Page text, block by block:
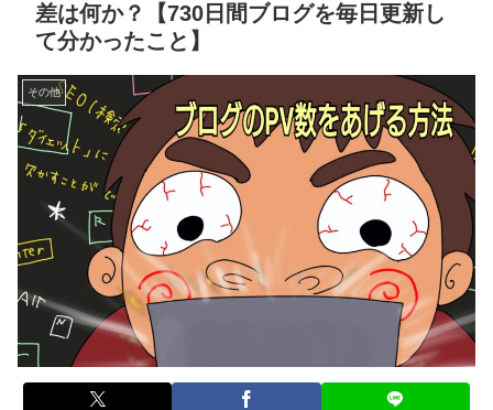
差は何か？【730日間ブログを毎日更新し
て分かったこと】
その他